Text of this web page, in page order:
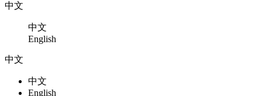
中文
中文
English
中文
中文
English